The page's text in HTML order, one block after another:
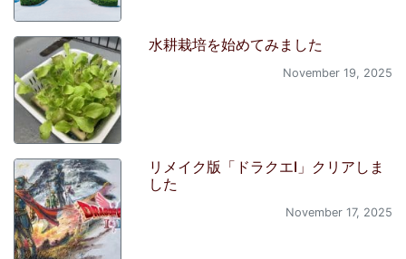
水耕栽培を始めてみました
November 19, 2025
リメイク版「ドラクエI」クリアしま
した
November 17, 2025